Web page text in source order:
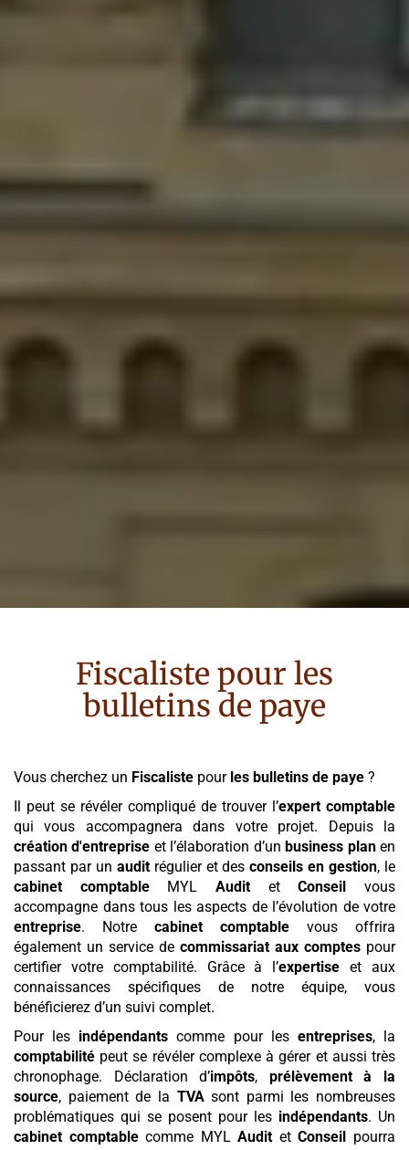
Fiscaliste pour les
bulletins de paye
Vous cherchez un Fiscaliste pour les bulletins de paye ?
Il peut se révéler compliqué de trouver l’expert comptable
qui vous accompagnera dans votre projet. Depuis la
création d'entreprise et l’élaboration d’unbusiness planen
passant par un auditrégulier et desconseils en gestion, le
cabinet comptableMYLAudit etConseil vous
accompagne dans tous les aspects de l’évolution de votre
entreprise. Notre cabinet comptable vous offrira
également un service de commissariat aux comptes pour
certifier votre comptabilité. Grâce à l’expertise et aux
connaissances spécifiques de notre équipe, vous
bénéficierez d’un suivi complet.
Pour les indépendants comme pour les entreprises, la
comptabilité peut se révéler complexe à gérer et aussi très
chronophage. Déclaration d’impôts, prélèvement à la
source, paiement de la TVAsont parmi les nombreuses
problématiques qui se posent pour les indépendants. Un
cabinet comptablecomme MYLAudit etConseil pourra